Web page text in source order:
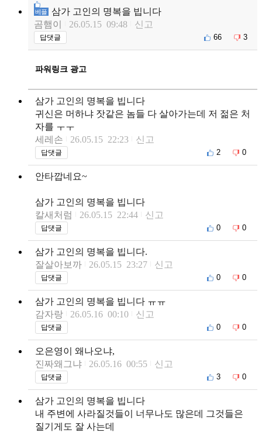
베플
삼가 고인의 명복을 빕니다
곰햄이
26.05.15 09:48 신고
답댓글 66 3
파워링크 광고
삼가 고인의 명복을 빕니다
귀신은 머하냐 잣같은 놈들 다 살아가는데 저 젊은 처
자를 ㅜㅜ
세레손
26.05.15 22:23 신고
답댓글 2 0
안타깝네요~
삼가 고인의 명복을 빕니다
칼새처럼
26.05.15 22:44 신고
답댓글 0 0
삼가 고인의 명복을 빕니다.
잘살아보까
26.05.15 23:27 신고
답댓글 0 0
삼가 고인의 명복을 빕니다 ㅠㅠ
감자랑
26.05.16 00:10 신고
답댓글 0 0
오은영이 왜나오냐,
진짜왜그냐
26.05.16 00:55 신고
답댓글 3 0
삼가 고인의 명복을 빕니다
내 주변에 사라질것들이 너무나도 많은데 그것들은
질기게도 잘 사는데